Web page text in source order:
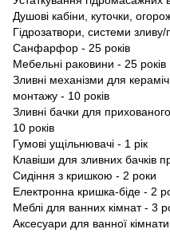
Душові кабіни, куточки,
Гідрозатвори, системи
Caнфарфор - 25 років
Мебельнi раковини - 25 років
Зливні механізми для
монтажу - 10 років
Зливні бачки для
10 років
Гумові ущільнювачi - 1 рік
Клавіши для зливних бачків
Сидіння з кришкою - 2 роки
Електронна кришка-бiде - 2
Меблі для ванних кімнат - 3
Аксесуари для ванної